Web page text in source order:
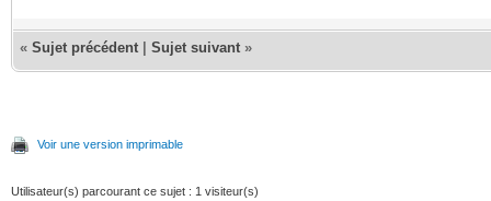
« Sujet précédent Sujet suivant »
Voir une version imprimable
Utilisateur(s) parcourant ce sujet : 1 visiteur(s)